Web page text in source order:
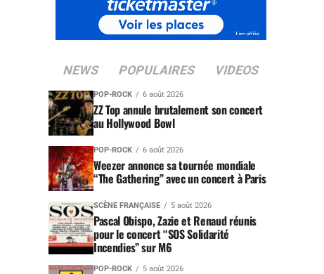
NEWS POPULAIRES VIDEOS
POP-ROCK 6 août 2026
ZZ Top annule brutalement son concert
au Hollywood Bowl
POP-ROCK 6 août 2026
Weezer annonce sa tournée mondiale
“The Gathering” avec un concert à Paris
SCÈNE FRANÇAISE 5 août 2026
Pascal Obispo, Zazie et Renaud réunis
pour le concert “SOS Solidarité
Incendies” sur M6
POP-ROCK 5 août 2026